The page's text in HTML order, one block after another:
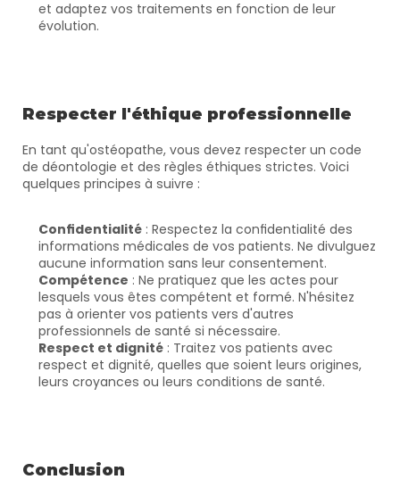
et adaptez vos traitements en fonction de leur
évolution.
Respecter l'éthique professionnelle
En tant qu'ostéopathe, vous devez respecter un code
de déontologie et des règles éthiques strictes. Voici
quelques principes à suivre :
Confidentialité : Respectez la confidentialité des
informations médicales de vos patients. Ne divulguez
aucune information sans leur consentement.
Compétence : Ne pratiquez que les actes pour
lesquels vous êtes compétent et formé. N'hésitez
pas à orienter vos patients vers d'autres
professionnels de santé si nécessaire.
Respect et dignité : Traitez vos patients avec
respect et dignité, quelles que soient leurs origines,
leurs croyances ou leurs conditions de santé.
Conclusion